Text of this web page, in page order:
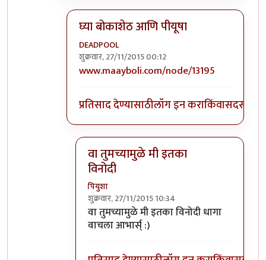
घ्या बोकाशेठ आणि पीयूषा
DEADPOOL
शुक्रवार, 27/11/2015 00:12
In reply toआयला तो भयानक लेख आहे!
www.maayboli.com/node/13195
प्रतिसाद देण्यासाठीलॉग इन कराकिंवासदस्य व्हा
वा तुमच्यामुळे मी इतका
विनोदी
पियुशा
शुक्रवार, 27/11/2015 10:34
In reply toघ्या बोकाशेठ आणि पीयूषा
वा तुमच्यामुळे मी इतका विनोदी धागा
वाचला आभार्स् :)